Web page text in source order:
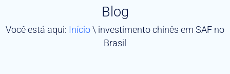
Blog
Você está aqui: Início\ investimento chinês em SAF no
Brasil